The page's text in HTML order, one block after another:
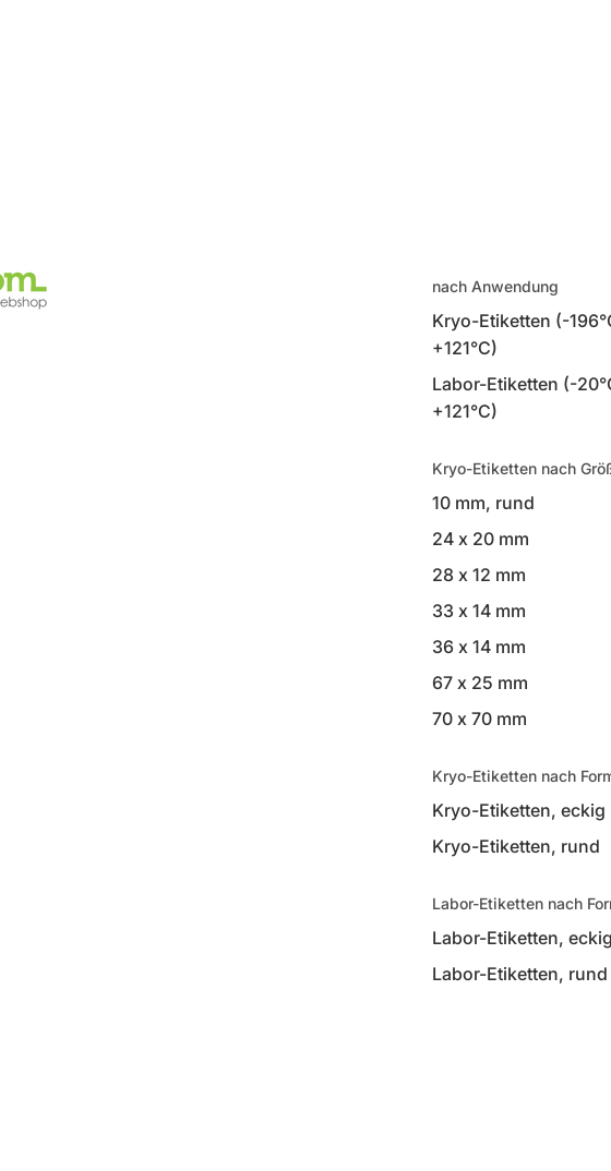
nach Anwendung
Kryo-Etiketten (-
+121°C)
Labor-Etiketten (-
+121°C)
Kryo-Etiketten nach
10 mm, rund
24 x 20 mm
28 x 12 mm
33 x 14 mm
36 x 14 mm
67 x 25 mm
70 x 70 mm
Kryo-Etiketten nach
Kryo-Etiketten, eckig
Kryo-Etiketten, rund
Labor-Etiketten nach
Labor-Etiketten, eckig
Labor-Etiketten, rund